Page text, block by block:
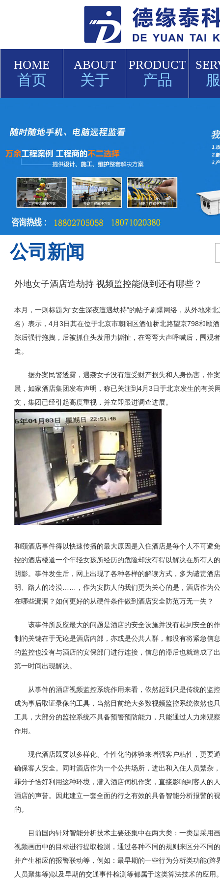
HOME
首页
ABOUT
关于
PRODUCT
产品
公司新闻
外地女子酒店造劫持 视频监控能做到还有哪些？
本月，一则标题为“女生深夜遭遇劫持”的帖子刷爆网络，从外地来
名）表示，4月3日其在位于北京市朝阳区酒仙桥北路望京798和颐
踪后强行拖拽，后被抓住头发用力撕扯，在弯弯大声呼喊后，围观
走。
据办案民警透露，遇袭女子没有遭受财产损失和人身伤害，作
晨，如家酒店集团发布声明，称已关注到4月3日于北京发生的有关
文，集团已经引起高度重视，并立即跟进调查进展。
和颐酒店事件得以快速传播的最大原因是入住酒店是每个人不可避
控的酒店楼道一个年轻女孩所经历的危险却没有得以解决在所有人
阴影。事件发生后，网上出现了各种各样的解读方式，多为谴责酒
明、路人的冷漠……，作为安防人的我们更为关心的是，酒店作为
在哪些漏洞？如何更好的从硬件条件做到酒店安全防范万无一失？
该事件所反应最大的问题是酒店的安全设施并没有起到安全的
制的关键在于无论是酒店内部，亦或是公共人群，都没有将紧急信
的监控也没有与酒店的安保部门进行连接，信息的滞后也就造成了
第一时间出现解决。
从事件的酒店视频监控系统作用来看，依然起到只是传统的监
成为事后取证录像的工具，当然目前绝大多数视频监控系统依然也
工具，大部分的监控系统不具备预警预防能力，只能通过人力来观
作用。
现代酒店既要以多样化、个性化的体验来增强客户粘性，更要
确保客人安全。同时酒店作为一个公共场所，进出和入住人员繁杂
罪分子恰好利用这种环境，潜入酒店伺机作案，直接影响到客人的
酒店的声誉。因此建立一套全面的行之有效的具备智能分析报警的
的。
目前国内针对智能分析技术主要还集中在两大类：一类是采用
视频画面中的目标进行提取检测，通过各种不同的规则来区分不同
并产生相应的报警联动等，例如：最早期的一些行为分析类功能(跨
人员聚集等)以及早期的交通事件检测等都属于这类算法技术的应用